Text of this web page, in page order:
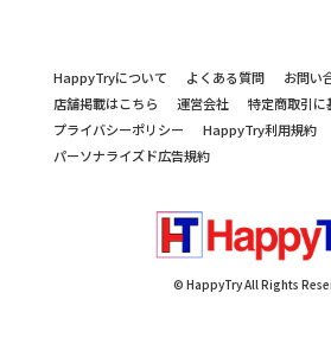
HappyTryについて よくある質問
お問い
店舗掲載はこちら
運営会社
特定商取引に
プライバシーポリシー
HappyTry利用規約
パーソナライズド広告規約
© HappyTry All Rights